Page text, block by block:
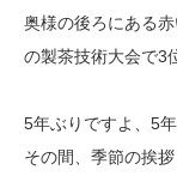
奥様の後ろにある
の製茶技術大会で3
5年ぶりですよ、5年
その間、季節の挨